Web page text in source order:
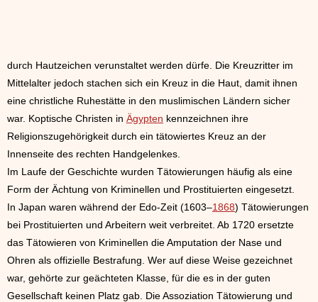
durch Hautzeichen verunstaltet werden dürfe. Die Kreuzritter im
Mittelalter jedoch stachen sich ein Kreuz in die Haut, damit ihnen
eine christliche Ruhestätte in den muslimischen Ländern sicher
war. Koptische Christen in Ägypten kennzeichnen ihre
Religionszugehörigkeit durch ein tätowiertes Kreuz an der
Innenseite des rechten Handgelenkes.
Im Laufe der Geschichte wurden Tätowierungen häufig als eine
Form der Ächtung von Kriminellen und Prostituierten eingesetzt.
In Japan waren während der Edo-Zeit (1603–1868) Tätowierungen
bei Prostituierten und Arbeitern weit verbreitet. Ab 1720 ersetzte
das Tätowieren von Kriminellen die Amputation der Nase und
Ohren als offizielle Bestrafung. Wer auf diese Weise gezeichnet
war, gehörte zur geächteten Klasse, für die es in der guten
Gesellschaft keinen Platz gab. Die Assoziation Tätowierung und